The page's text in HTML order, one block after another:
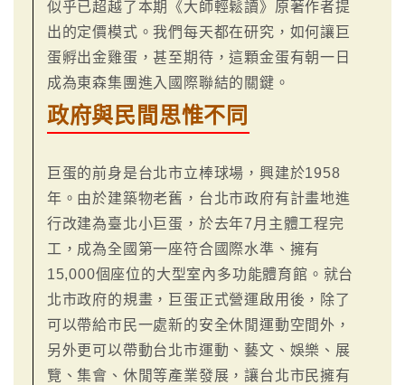
似乎已超越了本期《大師輕鬆讀》原著作者提
出的定價模式。我們每天都在研究，如何讓巨
蛋孵出金雞蛋，甚至期待，這顆金蛋有朝一日
成為東森集團進入國際聯結的關鍵。
政府與民間思惟不同
巨蛋的前身是台北市立棒球場，興建於1958
年。由於建築物老舊，台北市政府有計畫地進
行改建為臺北小巨蛋，於去年7月主體工程完
工，成為全國第一座符合國際水準、擁有
15,000個座位的大型室內多功能體育館。就台
北市政府的規畫，巨蛋正式營運啟用後，除了
可以帶給市民一處新的安全休閒運動空間外，
另外更可以帶動台北市運動、藝文、娛樂、展
覽、集會、休閒等產業發展，讓台北市民擁有